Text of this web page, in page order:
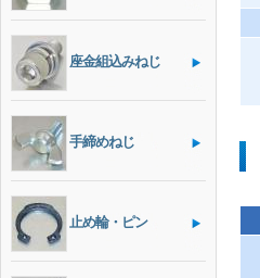
座金組込みねじ
手締めねじ
止め輪・ピン